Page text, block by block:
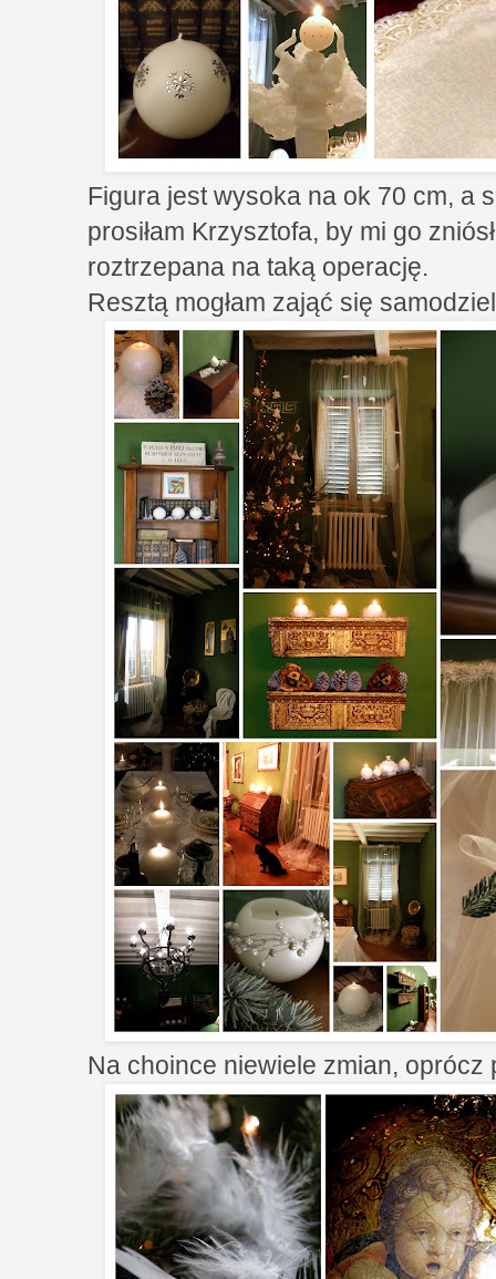
Figura jest wysoka na ok 70 cm, a
prosiłam Krzysztofa, by mi go
roztrzepana na taką operację.
Resztą mogłam zająć się
Na choince niewiele zmian, oprócz